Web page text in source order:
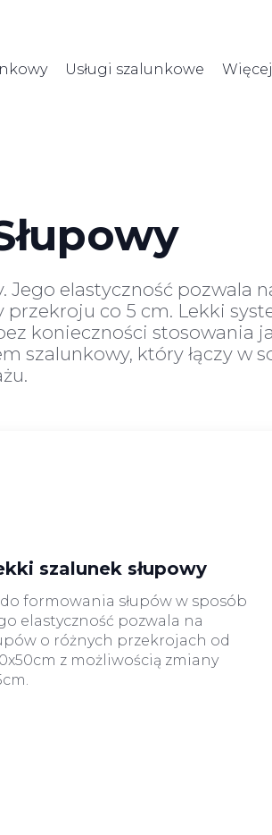
Usługi szalunkowe Więcej
Jego elastyczność pozwala
co 5 cm. Lekki
konieczności stosowania
szalunkowy, który łączy w
szalunek słupowy
do formowania słupów w sposób
elastyczność pozwala na
o różnych przekrojach od
z możliwością zmiany